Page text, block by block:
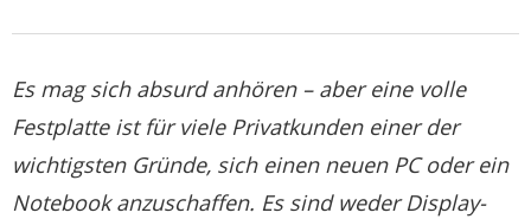
Es mag sich absurd anhören – aber eine volle
Festplatte ist für viele Privatkunden einer der
wichtigsten Gründe, sich einen neuen PC oder ein
Notebook anzuschaffen. Es sind weder Display-